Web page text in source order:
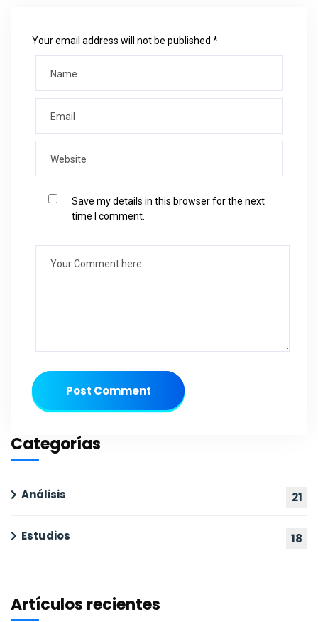
Your email address will not be published *
Save my details in this browser for the next
time I comment.
Post Comment
Categorías
Análisis 21
Estudios 18
Artículos recientes